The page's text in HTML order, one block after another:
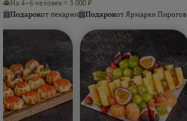
На 4–6 человек ≈ 5 000 ₽
Подарокот пекарни Подарокот Ярмарки Пирогов